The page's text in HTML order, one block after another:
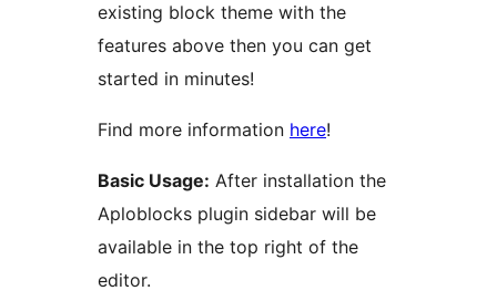
existing block theme with the
features above then you can get
started in minutes!
Find more information here!
Basic Usage: After installation the
Aploblocks plugin sidebar will be
available in the top right of the
editor.